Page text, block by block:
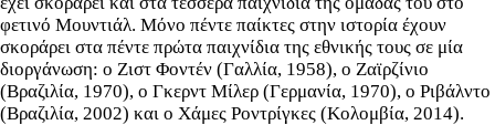
φετινό Μουντιάλ. Μόνο πέντε παίκτες στην ιστορία έχουν
σκοράρει στα πέντε πρώτα παιχνίδια της εθνικής τους σε μία
διοργάνωση: ο Ζιστ Φοντέν (Γαλλία, 1958), ο Ζαϊρζίνιο
(Βραζιλία, 1970), ο Γκερντ Μίλερ (Γερμανία, 1970), ο Ριβάλντο
(Βραζιλία, 2002) και ο Χάμες Ροντρίγκες (Κολομβία, 2014).